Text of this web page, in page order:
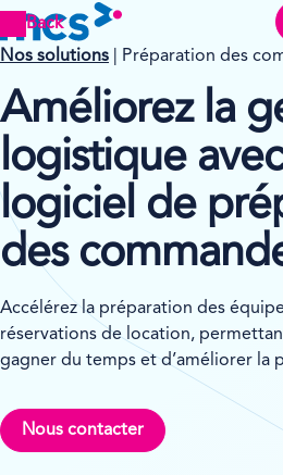
Back
Nos solutions | Préparation des
Améliorez la
logistique
logiciel de
des
Accélérez la préparation des
réservations de location,
gagner du temps et d’améliorer la
Nous contacter